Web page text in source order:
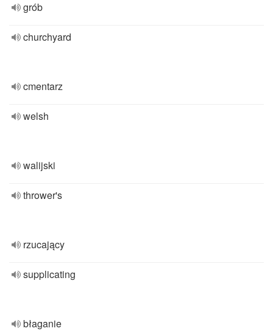
grób
churchyard
cmentarz
welsh
walijski
thrower's
rzucający
supplicating
błaganie